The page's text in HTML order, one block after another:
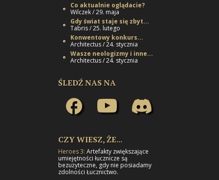
Co aktualnie oglądacie?
Wilczek / 29. maja
Gdy świat staje się zbyt...
Tabris / 25. lutego
Konwentowy konkurs...
Architectus / 24. stycznia
Wasze neologizmy i inne...
Architectus / 24. stycznia
ŚLEDŹ NAS NA
CZY WIESZ, ŻE...
Heroes 3: Artefakty zwiększające
umiejętności łucznicze są
bezużyteczne, gdy nie posiadamy
zdolności Łucznictwo.